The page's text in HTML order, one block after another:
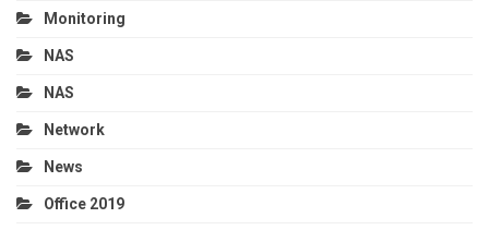
Monitoring
NAS
NAS
Network
News
Office 2019